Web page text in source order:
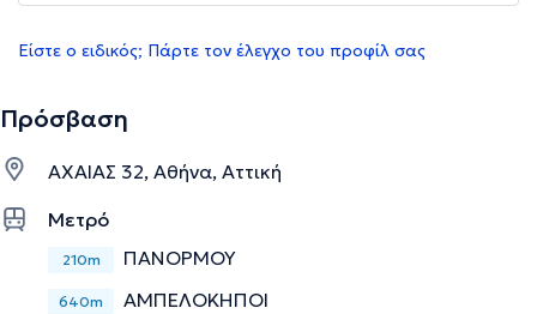
Είστε ο ειδικός; Πάρτε τον έλεγχο του προφίλ σας
Πρόσβαση
ΑΧΑΙΑΣ 32, Αθήνα, Αττική
Μετρό
210m ΠΑΝΟΡΜΟΥ
640m ΑΜΠΕΛΟΚΗΠΟΙ